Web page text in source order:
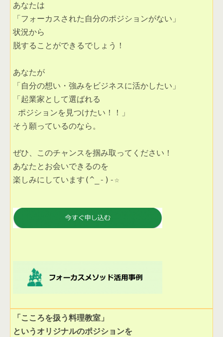
あなたは
「フォーカスされた自分のポジションがない」
状況から
脱することができるでしょう！
あなたが
「自分の想い・強みをビジネスに活かしたい」
「起業家として選ばれる
ポジションを見つけたい！！」
そう願っているのなら。
ぜひ、このチャンスを掴み取ってください！
あなたとお会いできるのを
楽しみにしています(^_-)-☆
「こころを扱う料理教室」
というオリジナルのポジションを